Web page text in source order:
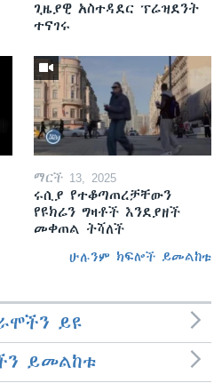
ጊዜያዊ አስተዳደር ፕሬዝደንት
ተናገሩ
ማርች 13, 2025
ሩሲያ የተቆጣጠረቻቸውን
የዩክሬን ግዛቶች እንደያዘች
መቀጠል ትሻለች
ሁሉንም ክፍሎች ይመልከቱ
ይዩ
ይመልከቱ